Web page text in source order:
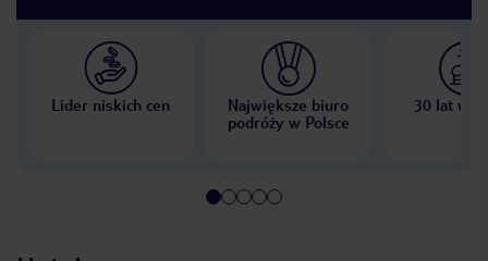
Lider niskich cen
Największe biuro
podróży w Polsce
30 lat w